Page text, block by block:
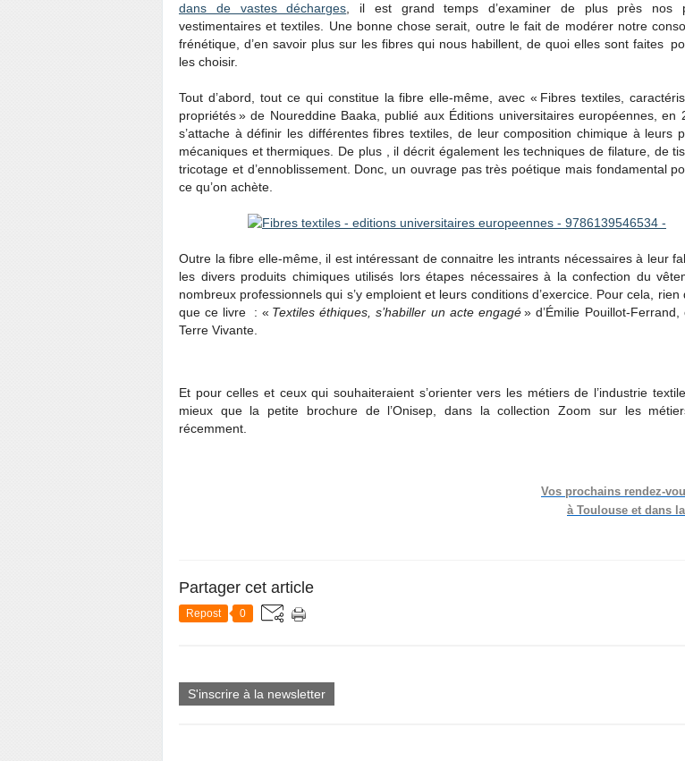
dans de vastes décharges , il est grand temps d’examiner de plus près nos
vestimentaires et textiles. Une bonne chose serait, outre le fait de modérer notre
frénétique, d’en savoir plus sur les fibres qui nous habillent, de quoi elles sont faites
les choisir.
Tout d’abord, tout ce qui constitue la fibre elle-même, avec « Fibres textiles,
propriétés » de Noureddine Baaka, publié aux Éditions universitaires européennes, en
s’attache à définir les différentes fibres textiles, de leur composition chimique à leurs
mécaniques et thermiques. De plus , il décrit également les techniques de filature, de
tricotage et d’ennoblissement. Donc, un ouvrage pas très poétique mais fondamental
ce qu’on achète.
Outre la fibre elle-même, il est intéressant de connaitre les intrants nécessaires à leur
les divers produits chimiques utilisés lors étapes nécessaires à la confection du
nombreux professionnels qui s’y emploient et leurs conditions d’exercice. Pour cela, rien
que ce livre : « Textiles éthiques, s’habiller un acte engagé» d’Émilie Pouillot-
Terre Vivante.
Et pour celles et ceux qui souhaiteraient s’orienter vers les métiers de l’industrie
mieux que la petite brochure de l’Onisep, dans la collection Zoom sur les
récemment.
Vos prochains rendez-
à Toulouse et dans
Partager cet article
Repost 0
S'inscrire à la newsletter